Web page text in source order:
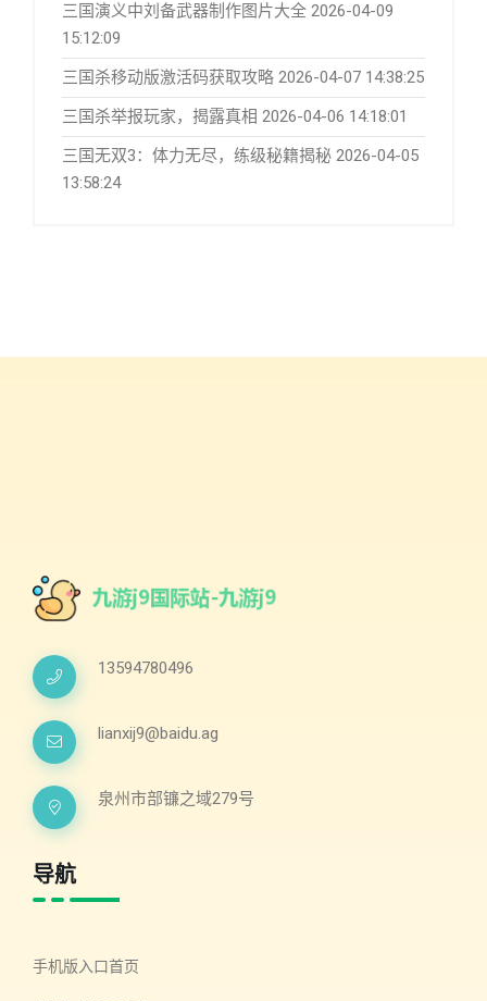
三国演义中刘备武器制作图片大全 2026-04-09
15:12:09
三国杀移动版激活码获取攻略 2026-04-07 14:38:25
三国杀举报玩家，揭露真相 2026-04-06 14:18:01
三国无双3：体力无尽，练级秘籍揭秘 2026-04-05
13:58:24
13594780496
lianxij9@baidu.ag
泉州市部镰之域279号
导航
手机版入口首页